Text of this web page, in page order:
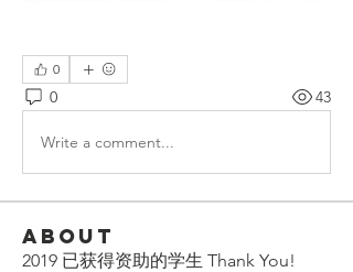
0
0 43
Write a comment...
About
2019 已获得资助的学生 Thank You!